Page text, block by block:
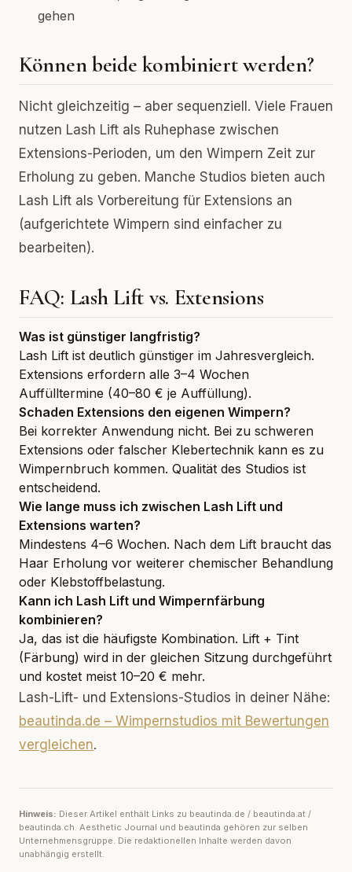
gehen
Können beide kombiniert werden?
Nicht gleichzeitig – aber sequenziell. Viele Frauen
nutzen Lash Lift als Ruhephase zwischen
Extensions-Perioden, um den Wimpern Zeit zur
Erholung zu geben. Manche Studios bieten auch
Lash Lift als Vorbereitung für Extensions an
(aufgerichtete Wimpern sind einfacher zu
bearbeiten).
FAQ: Lash Lift vs. Extensions
Was ist günstiger langfristig?
Lash Lift ist deutlich günstiger im Jahresvergleich.
Extensions erfordern alle 3–4 Wochen
Auffülltermine (40–80 € je Auffüllung).
Schaden Extensions den eigenen Wimpern?
Bei korrekter Anwendung nicht. Bei zu schweren
Extensions oder falscher Klebertechnik kann es zu
Wimpernbruch kommen. Qualität des Studios ist
entscheidend.
Wie lange muss ich zwischen Lash Lift und
Extensions warten?
Mindestens 4–6 Wochen. Nach dem Lift braucht das
Haar Erholung vor weiterer chemischer Behandlung
oder Klebstoffbelastung.
Kann ich Lash Lift und Wimpernfärbung
kombinieren?
Ja, das ist die häufigste Kombination. Lift + Tint
(Färbung) wird in der gleichen Sitzung durchgeführt
und kostet meist 10–20 € mehr.
Lash-Lift- und Extensions-Studios in deiner Nähe:
beautinda.de – Wimpernstudios mit Bewertungen
vergleichen.
Hinweis: Dieser Artikel enthält Links zu beautinda.de / beautinda.at /
beautinda.ch. Aesthetic Journal und beautinda gehören zur selben
Unternehmensgruppe. Die redaktionellen Inhalte werden davon
unabhängig erstellt.